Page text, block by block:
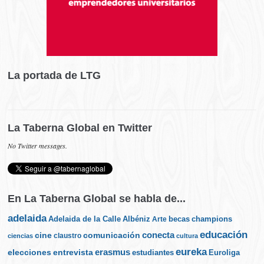
La portada de LTG
La Taberna Global en Twitter
No Twitter messages.
En La Taberna Global se habla de...
adelaida Adelaida de la Calle Albéniz Arte becas champions
ciencias cine claustro comunicación conecta cultura educación
elecciones entrevista erasmus estudiantes eureka Euroliga